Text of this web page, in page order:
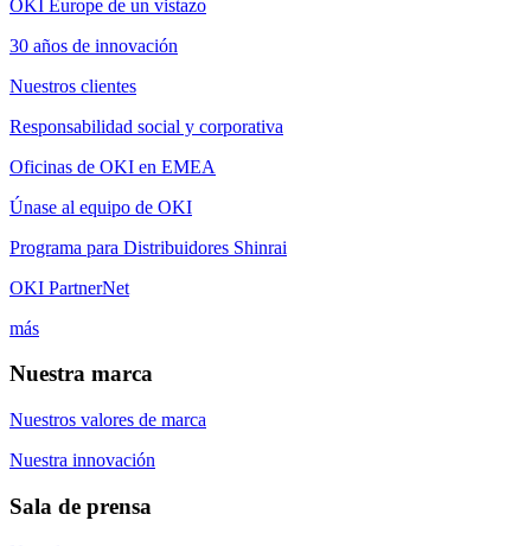
OKI Europe de un vistazo
30 años de innovación
Nuestros clientes
Responsabilidad social y corporativa
Oficinas de OKI en EMEA
Únase al equipo de OKI
Programa para Distribuidores Shinrai
OKI PartnerNet
más
Nuestra marca
Nuestros valores de marca
Nuestra innovación
Sala de prensa